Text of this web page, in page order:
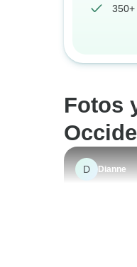
Fotos
D Dianne